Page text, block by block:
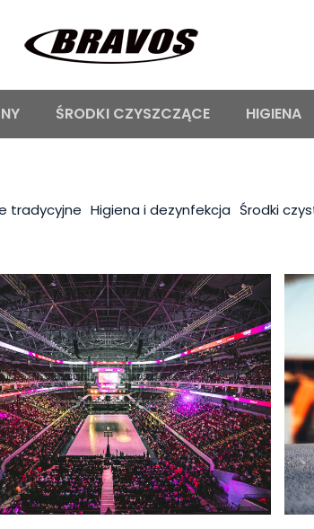
ŚRODKI CZYSZCZĄCE HIGIENA
tradycyjne Higiena i dezynfekcja Środki